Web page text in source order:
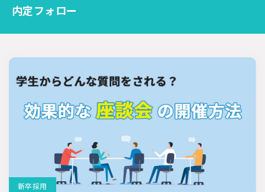
内定フォロー
新卒採用
採用代行・アウトソーシング（RPO）
採用ノウハウ
採用ツール
採用計画
母集団の形成確保
エンジニア採用
内定辞退
内定式 会社説明会
選考辞退
適性検査
新人研修
リファラル採用
新卒・人材紹介
早期離職
グローバル採用
ソーシャルリクルーティング
入社式 AI・RPA
メルマガ登録
資料ダウンロード
お問い合わせ